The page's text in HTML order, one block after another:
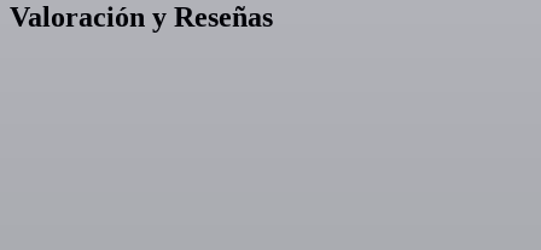
Valoración y Reseñas